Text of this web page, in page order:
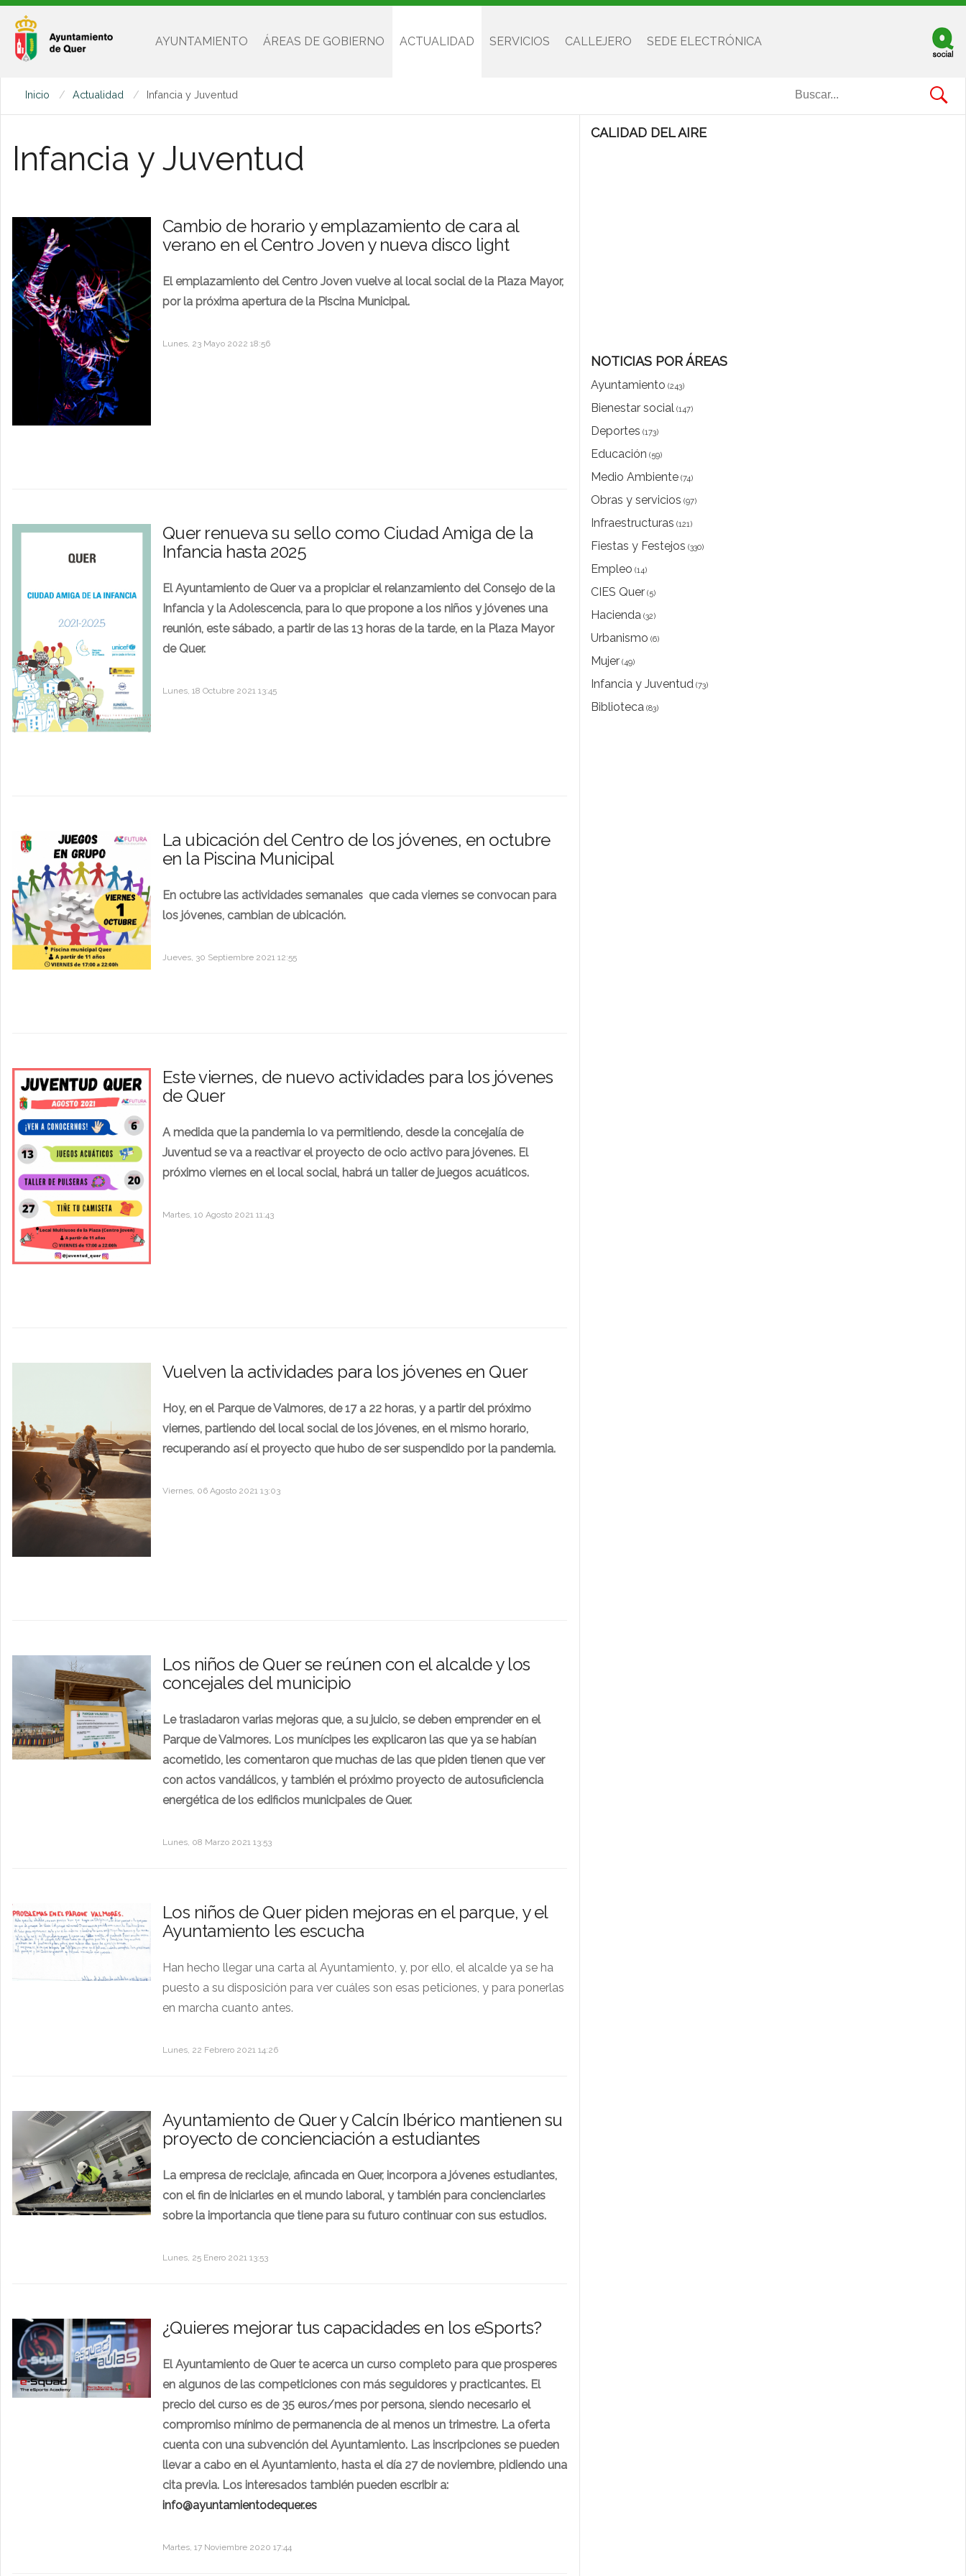
AYUNTAMIENTO ÁREAS DE GOBIERNO ACTUALIDAD SERVICIOS CALLEJERO SEDE ELECTRÓNICA
Inicio Actualidad Infancia y Juventud
Infancia y Juventud
Cambio de horario y emplazamiento de cara al
verano en el Centro Joven y nueva disco light
El emplazamiento del Centro Joven vuelve al local social de la Plaza Mayor,
por la próxima apertura de la Piscina Municipal.
Lunes, 23 Mayo 2022 18:56
Quer renueva su sello como Ciudad Amiga de la
Infancia hasta 2025
El Ayuntamiento de Quer va a propiciar el relanzamiento del Consejo de la
Infancia y la Adolescencia, para lo que propone a los niños y jóvenes una
reunión, este sábado, a partir de las 13 horas de la tarde, en la Plaza Mayor
de Quer.
Lunes, 18 Octubre 2021 13:45
La ubicación del Centro de los jóvenes, en octubre
en la Piscina Municipal
En octubre las actividades semanales que cada viernes se convocan para
los jóvenes, cambian de ubicación.
Jueves, 30 Septiembre 2021 12:55
Este viernes, de nuevo actividades para los jóvenes
de Quer
A medida que la pandemia lo va permitiendo, desde la concejalía de
Juventud se va a reactivar el proyecto de ocio activo para jóvenes. El
próximo viernes en el local social, habrá un taller de juegos acuáticos.
Martes, 10 Agosto 2021 11:43
Vuelven la actividades para los jóvenes en Quer
Hoy, en el Parque de Valmores, de 17 a 22 horas, y a partir del próximo
viernes, partiendo del local social de los jóvenes, en el mismo horario,
recuperando así el proyecto que hubo de ser suspendido por la pandemia.
Viernes, 06 Agosto 2021 13:03
Los niños de Quer se reúnen con el alcalde y los
concejales del municipio
Le trasladaron varias mejoras que, a su juicio, se deben emprender en el
Parque de Valmores. Los munícipes les explicaron las que ya se habían
acometido, les comentaron que muchas de las que piden tienen que ver
con actos vandálicos, y también el próximo proyecto de autosuficiencia
energética de los edificios municipales de Quer.
Lunes, 08 Marzo 2021 13:53
Los niños de Quer piden mejoras en el parque, y el
Ayuntamiento les escucha
Han hecho llegar una carta al Ayuntamiento, y, por ello, el alcalde ya se ha
puesto a su disposición para ver cuáles son esas peticiones, y para ponerlas
en marcha cuanto antes.
Lunes, 22 Febrero 2021 14:26
Ayuntamiento de Quer y Calcín Ibérico mantienen su
proyecto de concienciación a estudiantes
La empresa de reciclaje, afincada en Quer, incorpora a jóvenes estudiantes,
con el fin de iniciarles en el mundo laboral, y también para concienciarles
sobre la importancia que tiene para su futuro continuar con sus estudios.
Lunes, 25 Enero 2021 13:53
¿Quieres mejorar tus capacidades en los eSports?
El Ayuntamiento de Quer te acerca un curso completo para que prosperes
en algunos de las competiciones con más seguidores y practicantes. El
precio del curso es de 35 euros/mes por persona, siendo necesario el
compromiso mínimo de permanencia de al menos un trimestre. La oferta
cuenta con una subvención del Ayuntamiento. Las inscripciones se pueden
llevar a cabo en el Ayuntamiento, hasta el día 27 de noviembre, pidiendo una
cita previa. Los interesados también pueden escribir a:
info@ayuntamientodequer.es
Martes, 17 Noviembre 2020 17:44
CALIDAD DEL AIRE
NOTICIAS POR ÁREAS
Ayuntamiento (243)
Bienestar social (147)
Deportes (173)
Educación (59)
Medio Ambiente (74)
Obras y servicios (97)
Infraestructuras (121)
Fiestas y Festejos (330)
Empleo (14)
CIES Quer (5)
Hacienda (32)
Urbanismo (6)
Mujer (49)
Infancia y Juventud (73)
Biblioteca (83)